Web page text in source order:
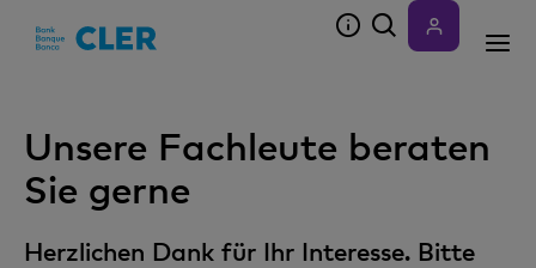
Unsere Fachleute beraten
Sie gerne
Herzlichen Dank für Ihr Interesse. Bitte